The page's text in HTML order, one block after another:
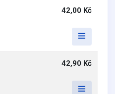
42,00 Kč
42,90 Kč